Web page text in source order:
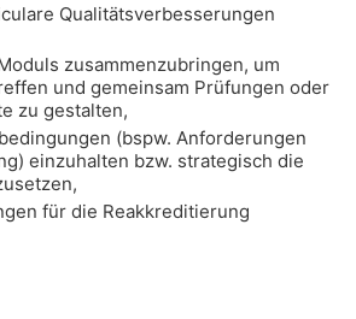
Qualitätsverbesserungen
zusammenzubringen, um
und gemeinsam Prüfungen oder
zu gestalten,
(bspw. Anforderungen
einzuhalten bzw. strategisch die
für die Reakkreditierung